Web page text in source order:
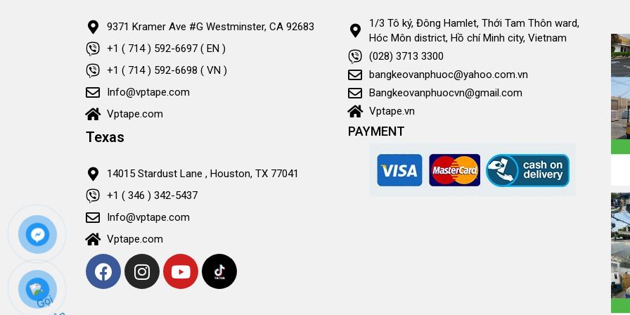
9371 Kramer Ave #G Westminster, CA 92683
+1 ( 714 ) 592-6697 ( EN )
+1 ( 714 ) 592-6698 ( VN )
Info@vptape.com
Vptape.com
Texas
14015 Stardust Lane , Houston, TX 77041
+1 ( 346 ) 342-5437
Info@vptape.com
Vptape.com
1/3 Tô ký, Đông Hamlet, Thới Tam Thôn ward,
Hóc Môn district, Hồ chí Minh city, Vietnam
(028) 3713 3300
bangkeovanphuoc@yahoo.com.vn
Bangkeovanphuocvn@gmail.com
Vptape.vn
PAYMENT